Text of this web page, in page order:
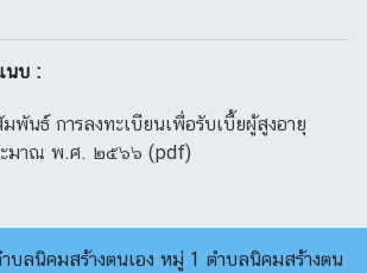
นบ :
พันธ์ การลงทะเบียนเพื่อรับเบี้ยผู้สูงอายุ
ะมาณ พ.ศ. ๒๕๖๖ (pdf)
ำบลนิคมสร้างตนเอง หมู่ 1 ตำบลนิคมสร้างตน